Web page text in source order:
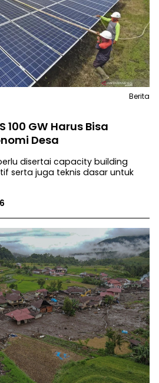
100 GW Harus Bisa
Desa
disertai capacity building
serta juga teknis dasar untuk
Berita